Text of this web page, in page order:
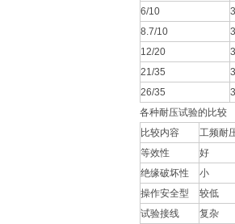
6/10
8.7/10
12/20
21/35
26/35
各种耐压试验的比较
比较内容
工频耐
等效性
好
绝缘破坏性
小
操作安全型
较低
试验接线
复杂